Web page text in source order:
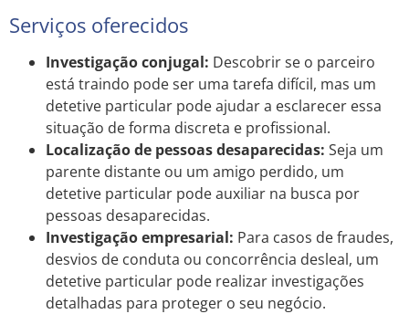
Serviços oferecidos
Investigação conjugal: Descobrir se o parceiro
está traindo pode ser uma tarefa difícil, mas um
detetive particular pode ajudar a esclarecer essa
situação de forma discreta e profissional.
Localização de pessoas desaparecidas: Seja um
parente distante ou um amigo perdido, um
detetive particular pode auxiliar na busca por
pessoas desaparecidas.
Investigação empresarial: Para casos de fraudes,
desvios de conduta ou concorrência desleal, um
detetive particular pode realizar investigações
detalhadas para proteger o seu negócio.